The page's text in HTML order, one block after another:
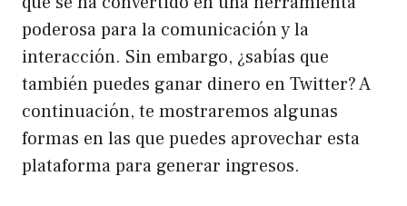
poderosa para la comunicación y la
interacción. Sin embargo, ¿sabías que
también puedes ganar dinero en Twitter? A
continuación, te mostraremos algunas
formas en las que puedes aprovechar esta
plataforma para generar ingresos.